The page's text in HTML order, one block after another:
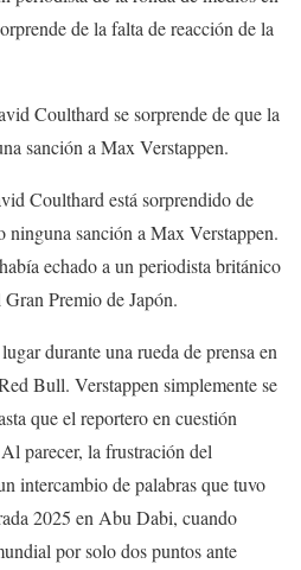
de la falta de reacción de la
Coulthard se sorprende de que la
sanción a Max Verstappen.
Coulthard está sorprendido de
sanción a Max Verstappen.
echado a un periodista británico
Premio de Japón.
durante una rueda de prensa en
Bull. Verstappen simplemente se
que el reportero en cuestión
parecer, la frustración del
intercambio de palabras que tuvo
2025 en Abu Dabi, cuando
por solo dos puntos ante